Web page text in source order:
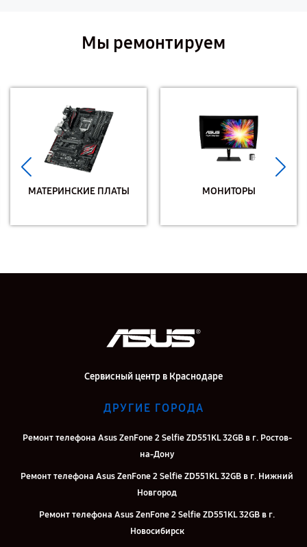
Мы ремонтируем
МАТЕРИНСКИЕ ПЛАТЫ МОНИТОРЫ
Сервисный центр в Краснодаре
ДРУГИЕ ГОРОДА
Ремонт телефона Asus ZenFone 2 Selfie ZD551KL 32GB в г. Ростов-
на-Дону
Ремонт телефона Asus ZenFone 2 Selfie ZD551KL 32GB в г. Нижний
Новгород
Ремонт телефона Asus ZenFone 2 Selfie ZD551KL 32GB в г.
Новосибирск